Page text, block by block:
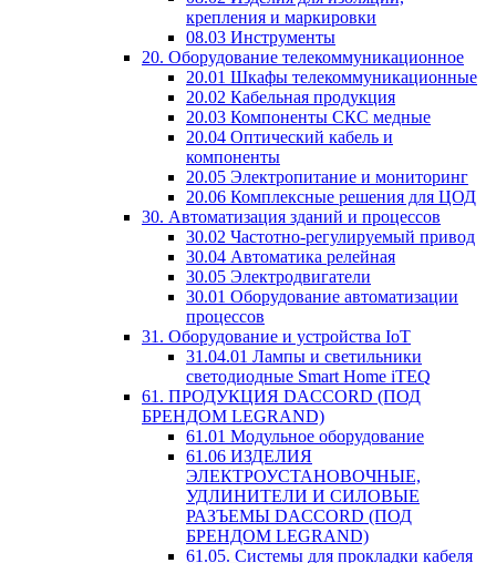
крепления и маркировки
08.03 Инструменты
20. Оборудование телекоммуникационное
20.01 Шкафы телекоммуникационные
20.02 Кабельная продукция
20.03 Компоненты СКС медные
20.04 Оптический кабель и
компоненты
20.05 Электропитание и мониторинг
20.06 Комплексные решения для ЦОД
30. Автоматизация зданий и процессов
30.02 Частотно-регулируемый привод
30.04 Автоматика релейная
30.05 Электродвигатели
30.01 Оборудование автоматизации
процессов
31. Оборудование и устройства IoT
31.04.01 Лампы и светильники
светодиодные Smart Home iTEQ
61. ПРОДУКЦИЯ DACCORD (ПОД
БРЕНДОМ LEGRAND)
61.01 Модульное оборудование
61.06 ИЗДЕЛИЯ
ЭЛЕКТРОУСТАНОВОЧНЫЕ,
УДЛИНИТЕЛИ И СИЛОВЫЕ
РАЗЪЕМЫ DACCORD (ПОД
БРЕНДОМ LEGRAND)
61.05. Системы для прокладки кабеля